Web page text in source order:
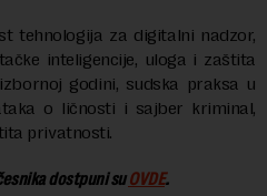
tehnologija za digitalni nadzor,
inteligencije, uloga i zaštita
godini, sudska praksa u
o ličnosti i sajber kriminal,
privatnosti.
dostpuni suOVDE.